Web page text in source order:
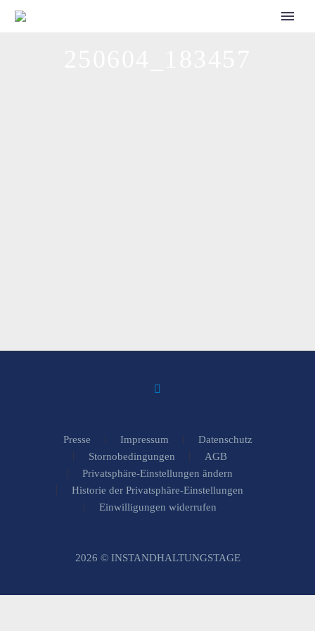
Presse Impressum
Datenschutz
Stornobedingungen
AGB
Privatsphäre-Einstellungen ändern
Historie der Privatsphäre-Einstellungen
Einwilligungen widerrufen
2026 © INSTANDHALTUNGSTAGE